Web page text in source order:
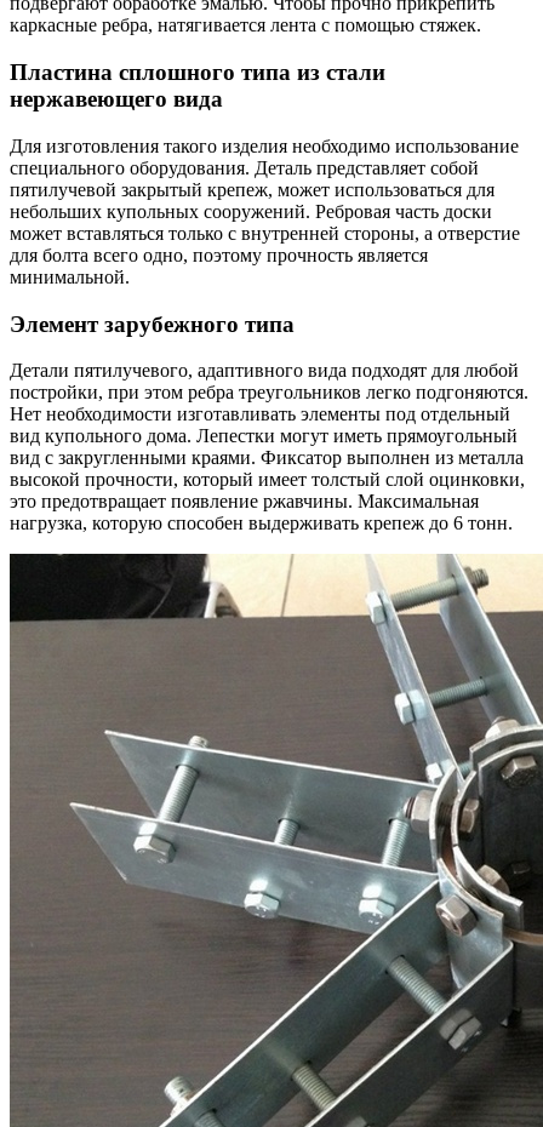
каркасные ребра, натягивается лента с помощью стяжек.
Пластина сплошного типа из стали
нержавеющего вида
Для изготовления такого изделия необходимо использование
специального оборудования. Деталь представляет собой
пятилучевой закрытый крепеж, может использоваться для
небольших купольных сооружений. Ребровая часть доски
может вставляться только с внутренней стороны, а отверстие
для болта всего одно, поэтому прочность является
минимальной.
Элемент зарубежного типа
Детали пятилучевого, адаптивного вида подходят для любой
постройки, при этом ребра треугольников легко подгоняются.
Нет необходимости изготавливать элементы под отдельный
вид купольного дома. Лепестки могут иметь прямоугольный
вид с закругленными краями. Фиксатор выполнен из металла
высокой прочности, который имеет толстый слой оцинковки,
это предотвращает появление ржавчины. Максимальная
нагрузка, которую способен выдерживать крепеж до 6 тонн.